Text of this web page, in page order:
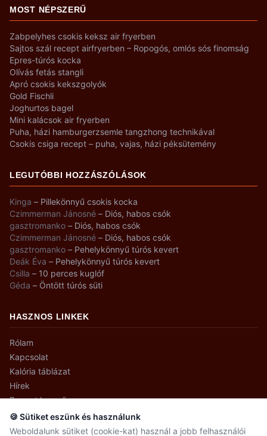
🍪 Sütiket eszünk és használunk
Weboldalunk sütiket (cookie-kat) használ a jobb felhasználói
MOST NÉPSZERŰ
Zabpelyhes csokis keksz air fryerben
Sajtos szál recept airfryerben – Ropogós, omlós sós finomság
Epres-túrós kocka
Olívás fetás stangli
Apró csokis kekszgolyók
Gold Fischli
Joghurtos bagel
Mini kalácsok air fryerben
Puha, házi hamburgerzsemle tangzhong technikával
Csokis csiga recept – puha, vajas, házi péksütemény
LEGUTÓBBI HOZZÁSZÓLÁSOK
Kinga – Pillekönnyű csokis kocka
Czimmerman Jánosné – Diós, habos csók
gasztromanko – Diós, habos csók
Czimmerman Jánosné – Diós, habos csók
gasztromanko – Pehelykönnyű túrós kevert
Deák Éva – Pehelykönnyű túrós kevert
Csilla – 10 perces kuglóf
Géda – Öntött túrós süti
HASZNOS LINKEK
Rólam
Kapcsolat
Kalória táblázat
Hírek
Recept kereső